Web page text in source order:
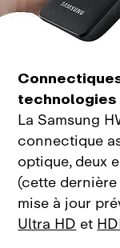
La Samsung
connectique
optique, deux
(cette
mise à jour
Ultra HDet